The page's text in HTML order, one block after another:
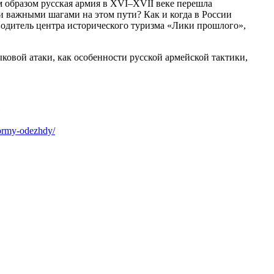
русская армия в XVI–XVII веке перешла
важными шагами на этом пути? Как и когда в России
центра исторического туризма «Лики прошлого»,
атаки, как особенности русской армейской тактики,
odezhdy/